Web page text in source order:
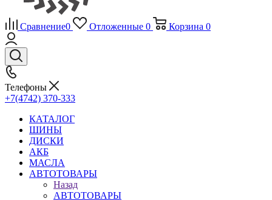
Сравнение0 Отложенные 0 Корзина 0
Телефоны
+7(4742) 370-333
КАТАЛОГ
ШИНЫ
ДИСКИ
АКБ
МАСЛА
АВТОТОВАРЫ
Назад
АВТОТОВАРЫ